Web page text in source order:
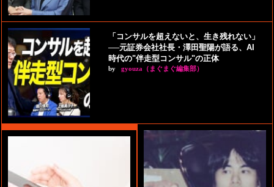
「コンサルを超えないと、生き残れない」
──元証券会社社長・澤田聖陽が語る、AI
時代の"伴走型コンサル"の正体
by gyouza（まぐまぐ編集部）